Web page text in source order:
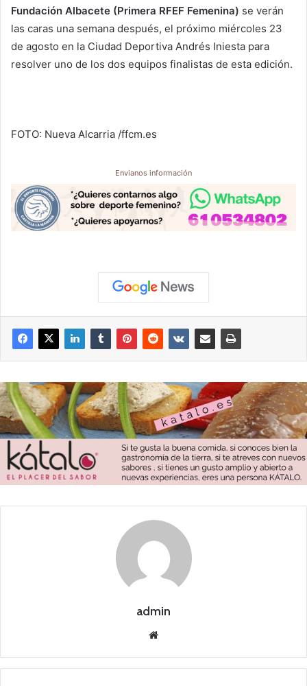
Fundación Albacete (Primera RFEF Femenina) se verán
las caras una semana después, el próximo miércoles 23
de agosto en la Ciudad Deportiva Andrés Iniesta para
resolver uno de los dos equipos finalistas de esta edición.
FOTO: Nueva Alcarria /ffcm.es
Envianos información
admin
we